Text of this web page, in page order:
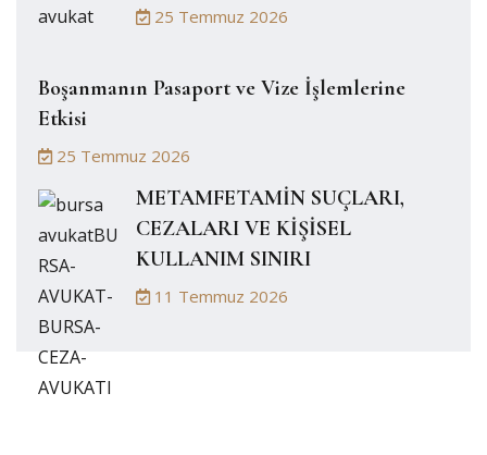
25 Temmuz 2026
Boşanmanın Pasaport ve Vize İşlemlerine
Etkisi
25 Temmuz 2026
METAMFETAMİN SUÇLARI,
CEZALARI VE KİŞİSEL
KULLANIM SINIRI
11 Temmuz 2026